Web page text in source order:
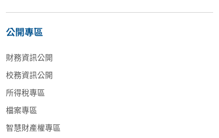
公開專區
財務資訊公開
校務資訊公開
所得稅專區
檔案專區
智慧財產權專區